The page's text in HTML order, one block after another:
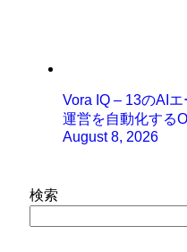
Vora IQ – 13のAI
運営を自動化する
August 8, 2026
検索